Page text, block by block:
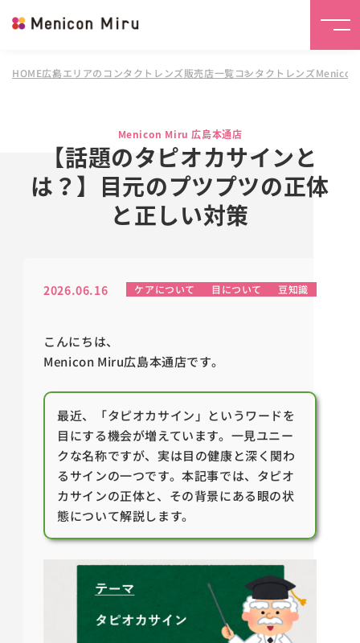
HOME広島エリアのコンタクトレンズ販売店一覧コンタクトレンズ
Menicon Miru 広島本通店
【話題のタピオカサインと
は？】目元のプツプツの正体
と正しい対策
2026.06.16 ケアについて 目について 豆知識
こんにちは、
Menicon Miru広島本通店です。
最近、「タピオカサイン」というワードを
目にする機会が増えています。一見ユニー
クな名称ですが、実は目の健康と深く関わ
るサインの一つです。本記事では、タピオ
カサインの正体と、その背景にある眼の状
態について解説します。